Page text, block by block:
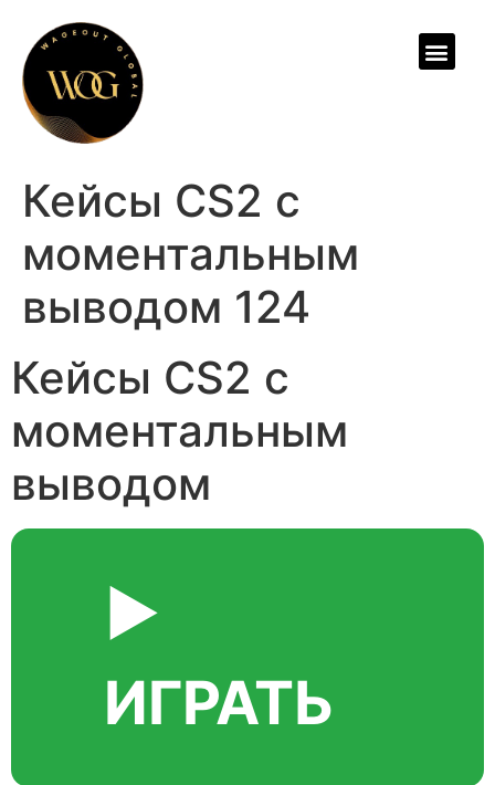
Кейсы CS2 с
моментальным
выводом 124
Кейсы CS2 с
моментальным
выводом
▶️
ИГРАТЬ